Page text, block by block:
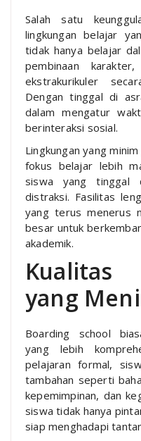
Salah satu
lingkungan belajar
tidak hanya belajar
pembinaan
ekstrakurikuler
Dengan tinggal di
dalam mengatur
berinteraksi sosial.
Lingkungan yang
fokus belajar lebih
siswa yang tinggal
distraksi. Fasilitas
yang terus menerus
besar untuk
akademik.
Kualitas
yang
Boarding school
yang lebih
pelajaran formal,
tambahan seperti
kepemimpinan, dan
siswa tidak hanya
siap menghadapi